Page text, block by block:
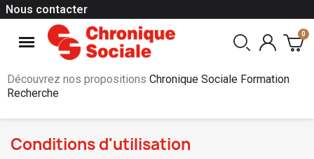
Nous contacter
Découvrez nos propositions Chronique Sociale Formation
Recherche
Conditions d'utilisation